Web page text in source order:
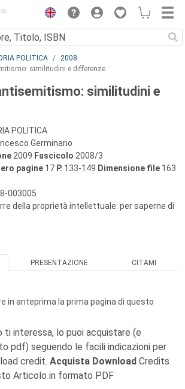
POLITICA
2008
similitudini e differenze
similitudini e
POLITICA
Germinario
2009 Fascicolo 2008/3
pagine 17 P. 133-149 Dimensione file 163
003005
della proprietà intellettuale: per saperne di
PRESENTAZIONE CITAMI
in anteprima la prima pagina di questo
interessa, lo puoi acquistare (e
pdf) seguendo le facili indicazioni per
credit. Acquista Download Credits
Articolo in formato PDF